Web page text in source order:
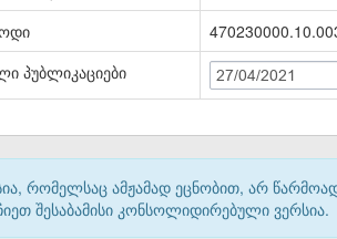
პუბლიკაციები
27/04/2021
რომელსაც ამჟამად ეცნობით, არ
შესაბამისი კონსოლიდირებული ვერსია.